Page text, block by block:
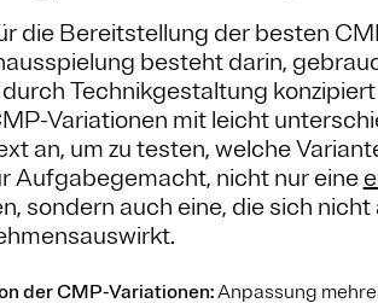
die Bereitstellung der besten
besteht darin,
Technikgestaltung
Variationen mit leicht
an, um zu testen, welche
Aufgabegemacht, nicht nur eine
sondern auch eine, die sich
der CMP-Variationen:Anpassung